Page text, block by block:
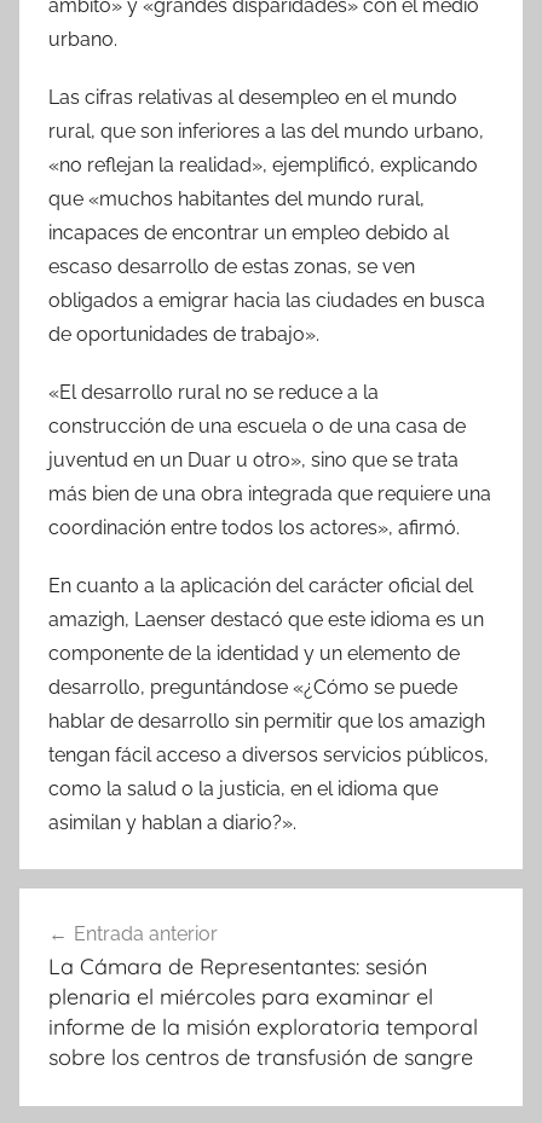
ámbito» y «grandes disparidades» con el medio
urbano.
Las cifras relativas al desempleo en el mundo
rural, que son inferiores a las del mundo urbano,
«no reflejan la realidad», ejemplificó, explicando
que «muchos habitantes del mundo rural,
incapaces de encontrar un empleo debido al
escaso desarrollo de estas zonas, se ven
obligados a emigrar hacia las ciudades en busca
de oportunidades de trabajo».
«El desarrollo rural no se reduce a la
construcción de una escuela o de una casa de
juventud en un Duar u otro», sino que se trata
más bien de una obra integrada que requiere una
coordinación entre todos los actores», afirmó.
En cuanto a la aplicación del carácter oficial del
amazigh, Laenser destacó que este idioma es un
componente de la identidad y un elemento de
desarrollo, preguntándose «¿Cómo se puede
hablar de desarrollo sin permitir que los amazigh
tengan fácil acceso a diversos servicios públicos,
como la salud o la justicia, en el idioma que
asimilan y hablan a diario?».
de
entradas
Entrada anterior
La Cámara de Representantes: sesión
plenaria el miércoles para examinar el
informe de la misión exploratoria temporal
sobre los centros de transfusión de sangre